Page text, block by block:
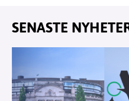
SENASTE